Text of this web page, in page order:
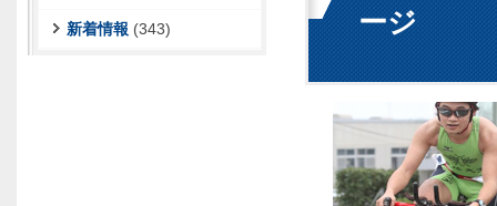
ージ
新着情報 (343)